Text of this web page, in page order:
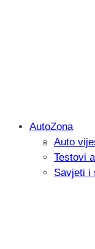
AutoZona
Auto
Testovi
Savjeti i